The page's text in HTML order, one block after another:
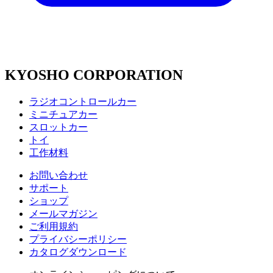
KYOSHO CORPORATION
ラジオコントロールカー
ミニチュアカー
スロットカー
トイ
工作材料
お問い合わせ
サポート
ショップ
メールマガジン
ご利用規約
プライバシーポリシー
カタログダウンロード